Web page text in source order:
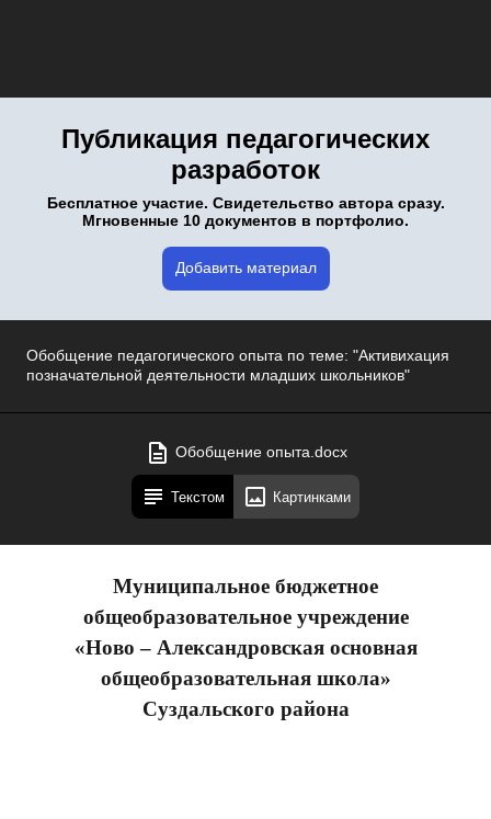
Публикация педагогических
разработок
Бесплатное участие. Свидетельство автора сразу.
Мгновенные 10 документов в портфолио.
Добавить материал
Обобщение педагогического опыта по теме: "Активихация
позначательной деятельности младших школьников"
Обобщение опыта.docx
Текстом Картинками
Муниципальное бюджетное
общеобразовательное учреждение
«Ново – Александровская основная
общеобразовательная школа»
Суздальского района